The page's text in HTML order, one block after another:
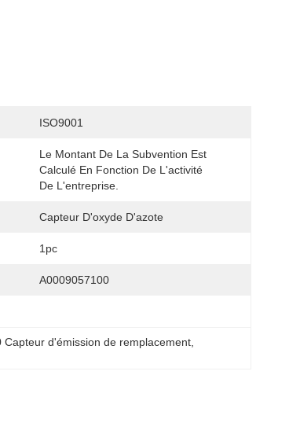
ISO9001
Le Montant De La Subvention Est
Calculé En Fonction De L'activité
De L'entreprise.
Capteur D'oxyde D'azote
1pc
A0009057100
Capteur d'émission de remplacement